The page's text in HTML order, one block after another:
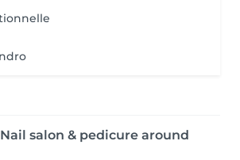
salon & pedicure around